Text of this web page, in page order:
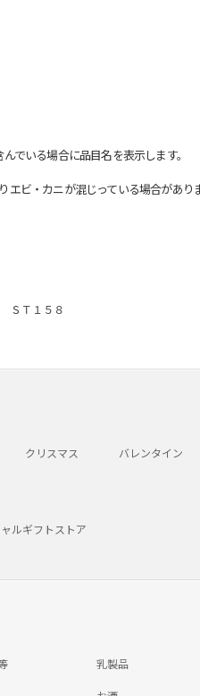
でいる場合に品目名を表示します。
・カニが混じっている場合があ
ＳＴ１５８
クリスマス バレンタイン
ルギフトストア
乳製品